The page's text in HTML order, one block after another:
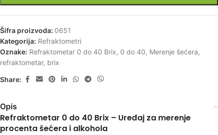
Šifra proizvoda: 0651
Kategorija: Refraktometri
Oznake: Refraktometar 0 do 40 Brix, 0 do 40, Merenje šećera,
refraktometar, brix
Share:
Opis
Refraktometar 0 do 40 Brix – Uređaj za merenje
procenta šećera i alkohola